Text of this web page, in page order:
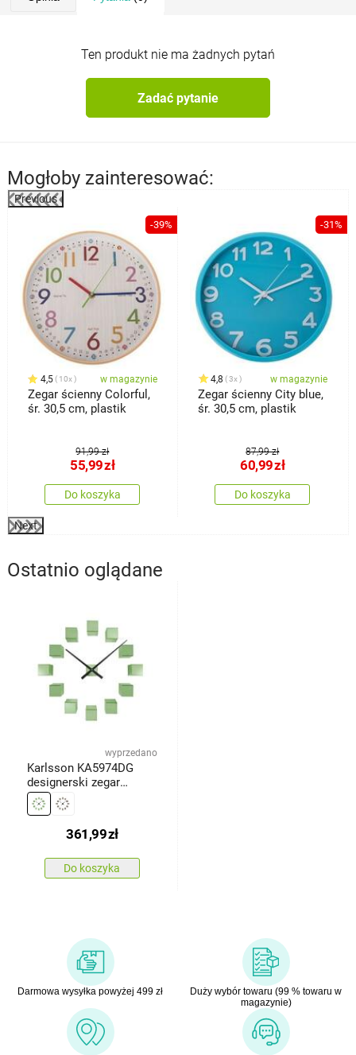
Ten produkt nie ma żadnych pytań
Zadać pytanie
Mogłoby zainteresować:
Previous
-39%
4,5 10x w magazynie
Zegar ścienny Colorful,
śr. 30,5 cm, plastik
91,99 zł
55,99zł
Do koszyka
-31%
4,8 3x w magazynie
Zegar ścienny City blue,
śr. 30,5 cm, plastik
87,99 zł
60,99zł
Do koszyka
Next
Ostatnio oglądane
wyprzedano
Karlsson KA5974DG
designerski zegar
ściennysamoprzylepny
361,99zł
Do koszyka
Darmowa wysyłka powyżej 499 zł
Duży wybór towaru (99 % towaru w
magazynie)